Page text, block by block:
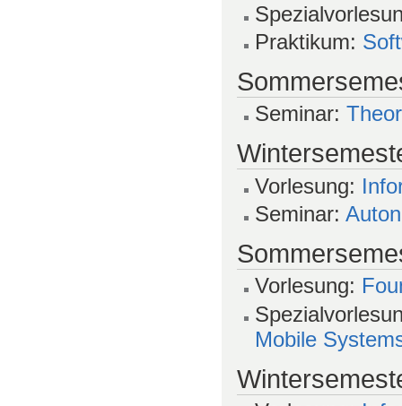
Praktikum:
Seminar:
Vorlesung:
Seminar:
Vorlesung:
Mobile